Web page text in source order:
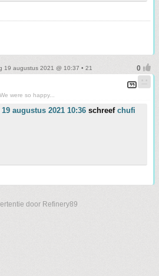
19 augustus 2021 @ 10:37 • 21
We were so happy...
augustus 2021 10:36 schreef chufi
door Refinery89